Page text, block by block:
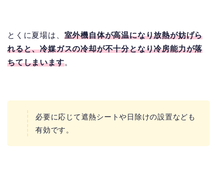
とくに夏場は、 室外機自体が高温になり放熱が妨げら
れると、冷媒ガスの冷却が不十分となり冷房能力が落
ちてしまいます。
必要に応じて遮熱シートや日除けの設置なども
有効です。